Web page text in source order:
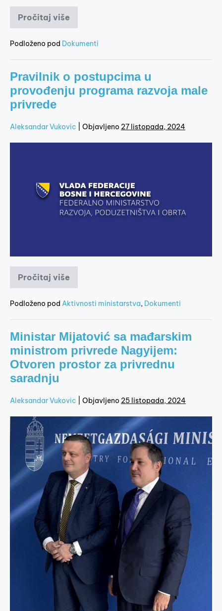
Pročitaj više
Podloženo pod Dokumenti
Pravilnik o postupcima u
provođenju programa razvoja male
privrede
Aleksandar Vukovic Objavljeno 27 listopada, 2024
Pročitaj više
Podloženo pod Aktivnosti ministarstva, Dokumenti
Ministar Mijatović sa mađarskim
ministrom privrede Nagyijem:
Otvoren prostor za privrednu
saradnju
Aleksandar Vukovic Objavljeno 25 listopada, 2024